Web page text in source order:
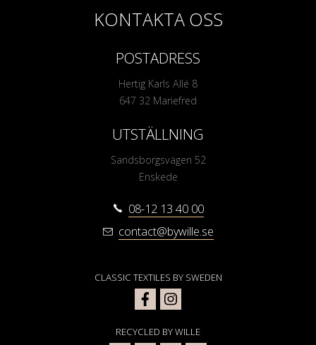
KONTAKTA OSS
POSTADRESS
Hertig Karls Allé 8
647 32 Mariefred
UTSTÄLLNING
Sandsborgsvägen 52
Enskede
08-12 13 40 00
contact@bywille.se
CLASSIC TEXTILES BY SWEDEN
RECYCLED BY WILLE